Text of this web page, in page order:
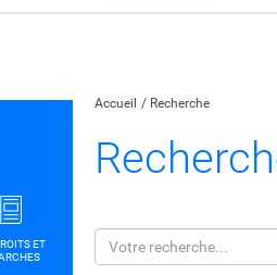
Accueil Recherche
ET